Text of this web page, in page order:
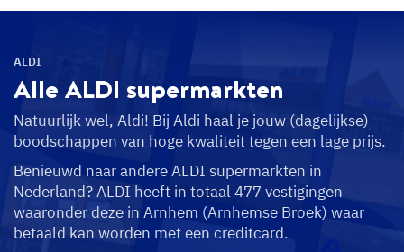
ALDI
Alle ALDI supermarkten
Natuurlijk wel, Aldi! Bij Aldi haal je jouw (dagelijkse)
boodschappen van hoge kwaliteit tegen een lage prijs.
Benieuwd naar andere ALDI supermarkten in
Nederland? ALDI heeft in totaal 477 vestigingen
waaronder deze in Arnhem (Arnhemse Broek) waar
betaald kan worden met een creditcard.